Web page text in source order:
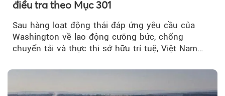
điều tra theo Mục 301
Sau hàng loạt động thái đáp ứng yêu cầu của
Washington về lao động cưỡng bức, chống
chuyển tải và thực thi sở hữu trí tuệ, Việt Nam